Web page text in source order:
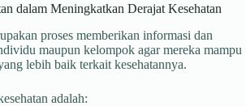
dalam Meningkatkan Derajat Kesehatan
proses memberikan informasi dan
maupun kelompok agar mereka mampu
lebih baik terkait kesehatannya.
adalah: